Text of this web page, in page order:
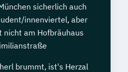
sicherlich auch
innenviertel, aber
nicht am Hofbräuhaus
brummt, ist's Herzal